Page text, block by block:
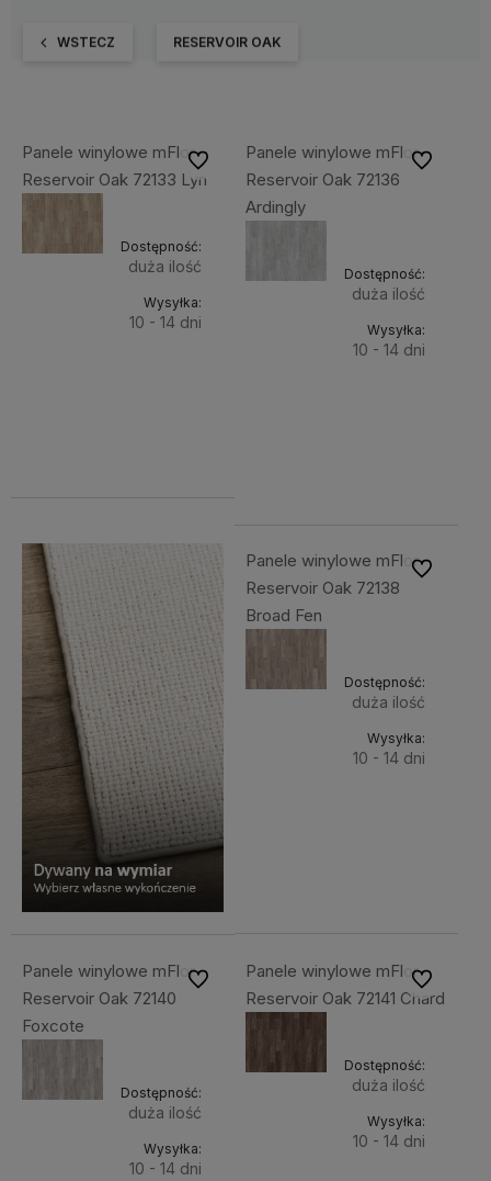
WSTECZ RESERVOIR OAK
Panele winylowe mFlor
Reservoir Oak 72133 Lyn
Dostępność:
duża ilość
Wysyłka:
10 - 14 dni
Do ulubionychPanele winylowe mFlor
Reservoir Oak 72136
Ardingly
Dostępność:
duża ilość
Wysyłka:
10 - 14 dni
Do
Panele winylowe mFlor
Reservoir Oak 72138
Broad Fen
Dostępność:
duża ilość
Wysyłka:
10 - 14 dni
Do
Panele winylowe mFlor
Reservoir Oak 72140
Foxcote
Dostępność:
duża ilość
Wysyłka:
10 - 14 dni
Do ulubionychPanele winylowe mFlor
Reservoir Oak 72141 Chard
Dostępność:
duża ilość
Wysyłka:
10 - 14 dni
Do